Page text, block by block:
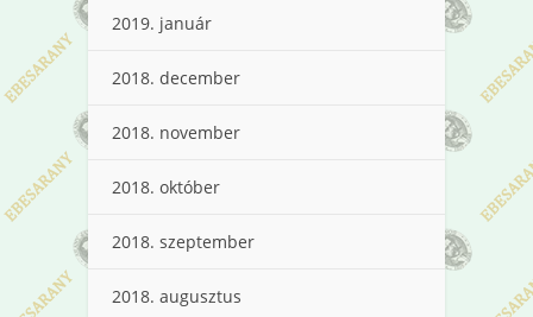
2019. január
2018. december
2018. november
2018. október
2018. szeptember
2018. augusztus